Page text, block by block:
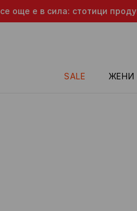
още е в сила: стотици
SALE ЖЕНИ